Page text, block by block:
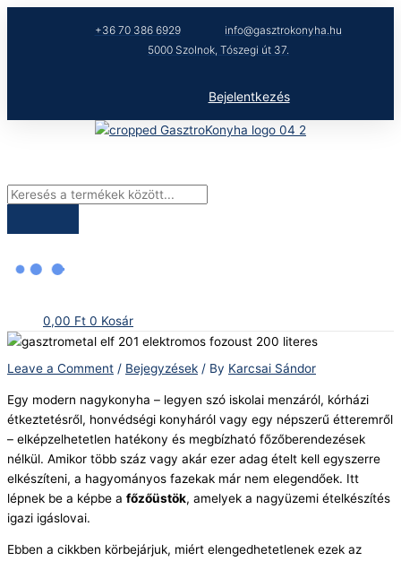
Skip
+36 70 386 6929
info@gasztrokonyha.hu
5000 Szolnok, Tószegi út 37.
Bejelentkezés
Products
0,00 Ft 0 Kosár
Leave a Comment / Bejegyzések / By Karcsai Sándor
Egy modern nagykonyha – legyen szó iskolai menzáról, kórházi
étkeztetésről, honvédségi konyháról vagy egy népszerű étteremről
– elképzelhetetlen hatékony és megbízható főzőberendezések
nélkül. Amikor több száz vagy akár ezer adag ételt kell egyszerre
elkészíteni, a hagyományos fazekak már nem elegendőek. Itt
lépnek be a képbe a főzőüstök, amelyek a nagyüzemi ételkészítés
igazi igáslovai.
Ebben a cikkben körbejárjuk, miért elengedhetetlenek ezek az